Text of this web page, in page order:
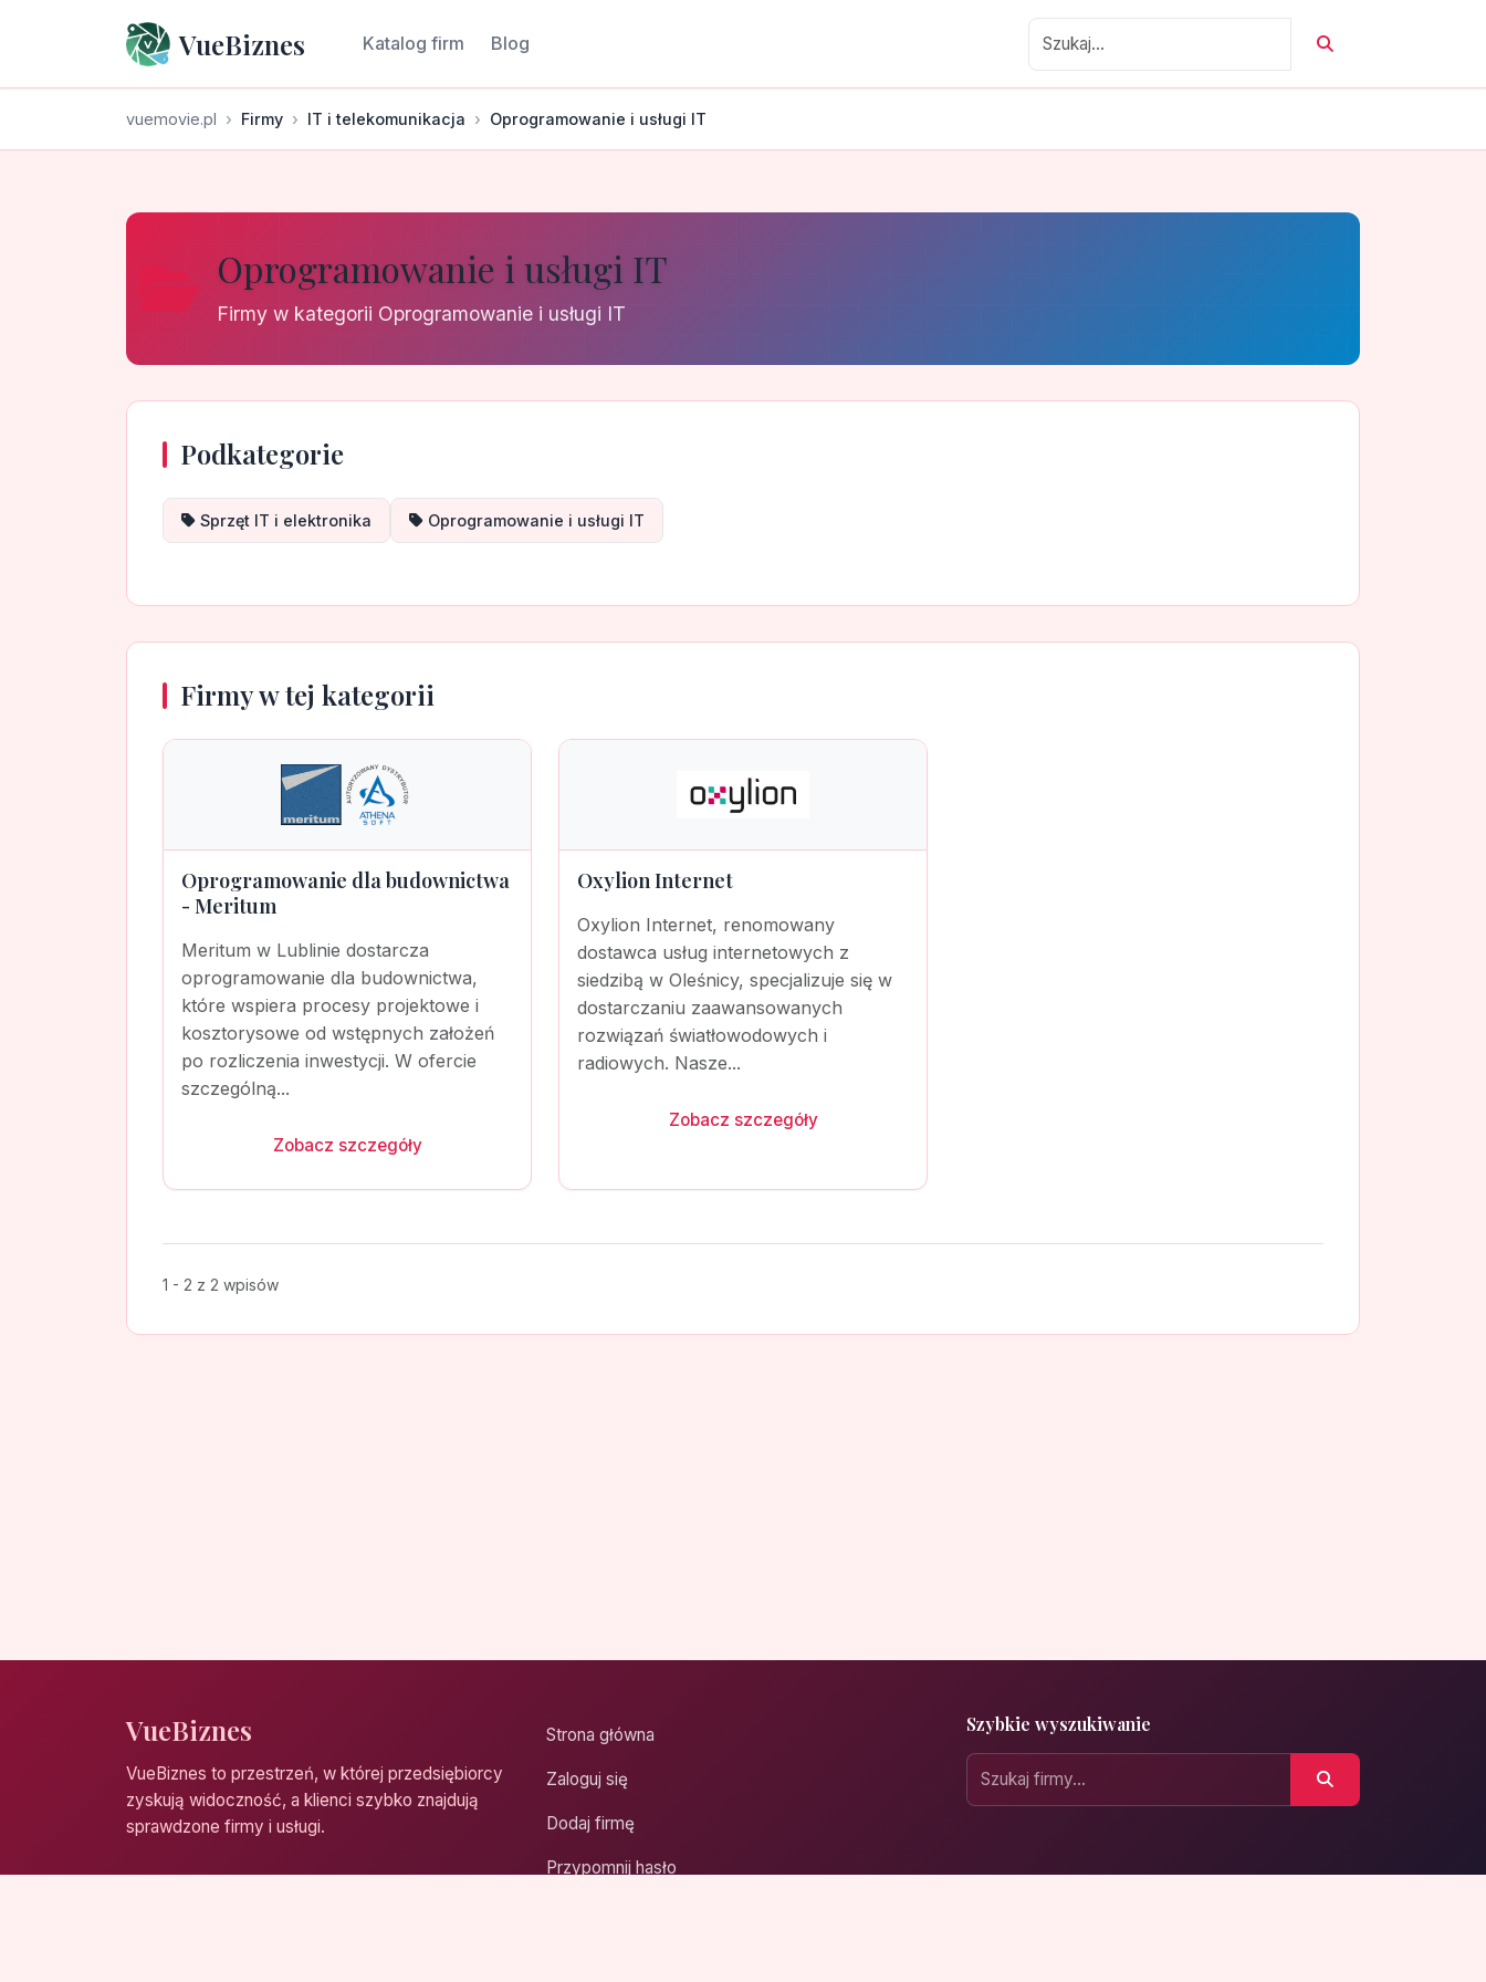
VueBiznes Katalog firm Blog
vuemovie.pl Firmy IT i telekomunikacja Oprogramowanie i usługi IT
Oprogramowanie i usługi IT
Firmy w kategorii Oprogramowanie i usługi IT
Podkategorie
Sprzęt IT i elektronika Oprogramowanie i usługi IT
Firmy w tej kategorii
Oprogramowanie dla budownictwa
- Meritum
Meritum w Lublinie dostarcza
oprogramowanie dla budownictwa,
które wspiera procesy projektowe i
kosztorysowe od wstępnych założeń
po rozliczenia inwestycji. W ofercie
szczególną...
Zobacz szczegóły
Oxylion Internet
Oxylion Internet, renomowany
dostawca usług internetowych z
siedzibą w Oleśnicy, specjalizuje się w
dostarczaniu zaawansowanych
rozwiązań światłowodowych i
radiowych. Nasze...
Zobacz szczegóły
1 - 2 z 2 wpisów
VueBiznes
VueBiznes to przestrzeń, w której przedsiębiorcy
zyskują widoczność, a klienci szybko znajdują
sprawdzone firmy i usługi.
Strona główna
Zaloguj się
Dodaj firmę
Przypomnij hasło
Szybkie wyszukiwanie